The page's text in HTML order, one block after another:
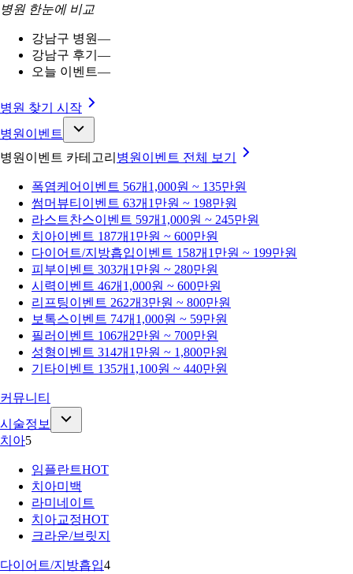
병원 한눈에 비교
강남구 병원—
강남구 후기 —
오늘 이벤트—
병원 찾기 시작
병원이벤트
병원이벤트 카테고리 병원이벤트 전체 보기
폭염케어 이벤트 56개 1,000원 ~ 135만원
썸머뷰티 이벤트 63개 1만원 ~ 198만원
라스트찬스이벤트 59개 1,000원 ~ 245만원
치아이벤트 187개 1만원 ~ 600만원
다이어트/지방흡입이벤트 158개 1만원 ~ 199만원
피부이벤트 303개 1만원 ~ 280만원
시력이벤트 46개 1,000원 ~ 600만원
리프팅이벤트 262개3만원 ~ 800만원
보톡스이벤트 74개 1,000원 ~ 59만원
필러 이벤트 106개 2만원 ~ 700만원
성형이벤트 314개 1만원 ~ 1,800만원
기타이벤트 135개 1,100원 ~ 440만원
커뮤니티
시술정보
치아5
임플란트HOT
치아미백
라미네이트
치아교정HOT
크라운/브릿지
다이어트/지방흡입4